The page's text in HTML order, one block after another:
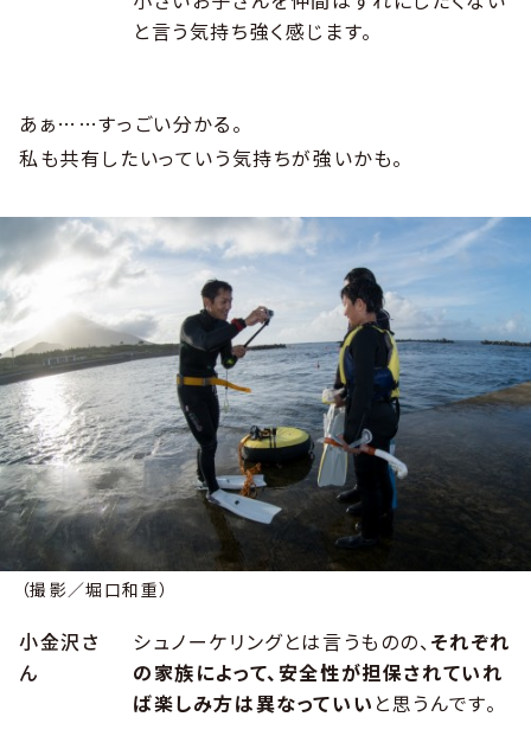
と言う気持ち強く感じます。
あぁ……すっごい分かる。
私も共有したいっていう気持ちが強いかも。
（撮影／堀口和重）
小金沢さ
ん
シュノーケリングとは言うものの、それぞれ
の家族によって、安全性が担保されていれ
ば楽しみ方は異なっていい と思うんです。